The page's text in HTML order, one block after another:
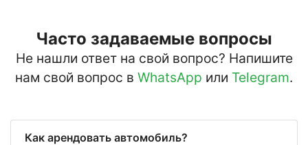
Часто задаваемые вопросы
Не нашли ответ на свой вопрос? Напишите
нам свой вопрос в WhatsApp или Telegram.
Как арендовать автомобиль?